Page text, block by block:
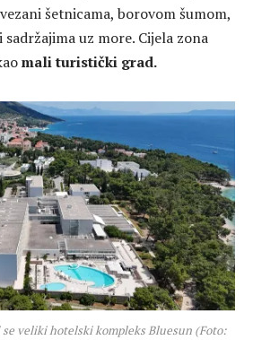
šetnicama, borovom šumom,
uz more. Cijela zona
mali turistički grad.
se veliki hotelski kompleks Bluesun (Foto: